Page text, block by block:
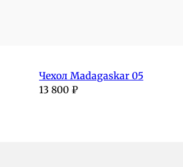
Чехол Madagaskar 05
13 800 ₽